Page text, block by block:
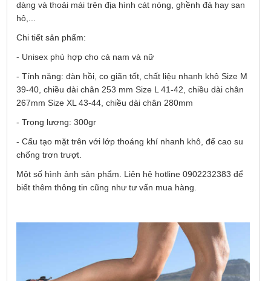
dàng và thoải mái trên địa hình cát nóng, ghềnh đá hay san
hô,...
Chi tiết sản phẩm:
- Unisex phù hợp cho cả nam và nữ
- Tính năng: đàn hồi, co giãn tốt, chất liệu nhanh khô Size M
39-40, chiều dài chân 253 mm Size L 41-42, chiều dài chân
267mm Size XL 43-44, chiều dài chân 280mm
- Trọng lượng: 300gr
- Cấu tạo mặt trên với lớp thoáng khí nhanh khô, đế cao su
chống trơn trượt.
Một số hình ảnh sản phẩm. Liên hệ hotline 0902232383 để
biết thêm thông tin cũng như tư vấn mua hàng.